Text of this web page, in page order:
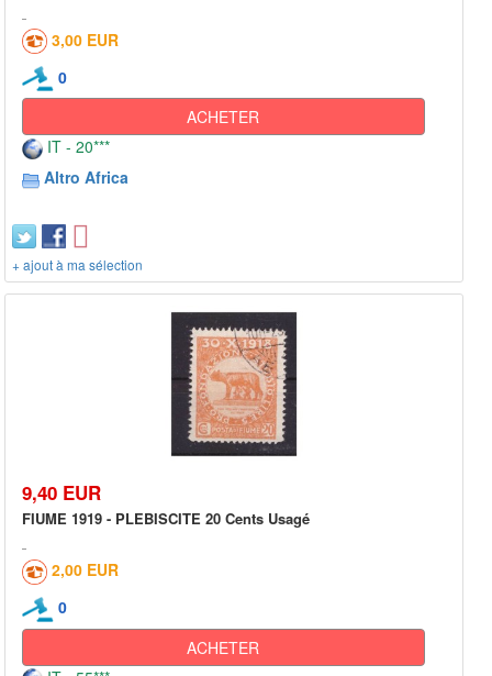
3,00 EUR
0
ACHETER
IT - 20***
Altro Africa
+ ajout à ma sélection
9,40 EUR
FIUME 1919 - PLEBISCITE 20 Cents Usagé
2,00 EUR
0
ACHETER